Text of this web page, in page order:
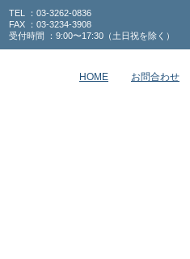
TEL ：03-3262-0836
FAX ：03-3234-3908
受付時間 ：9:00〜17:30（土日祝を除く）
HOME お問合わせ